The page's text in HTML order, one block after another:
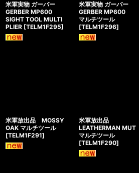
米軍実物 ガーバー
GERBER MP600
SIGHT TOOL MULTI
PLIER [TELM1F295]
米軍実物 ガーバー
GERBER MP600
マルチツール
[TELM1F296]
米軍放出品 MOSSY
OAK マルチツール
[TELM1F291]
米軍放出品
LEATHERMAN MUT
マルチツール
[TELM1F290]